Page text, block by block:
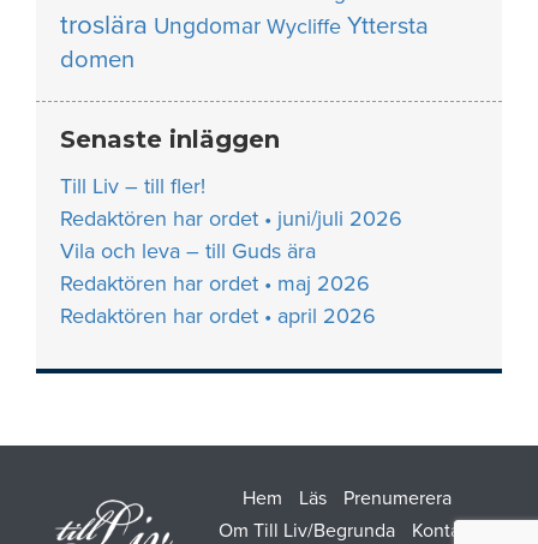
troslära Ungdomar Wycliffe Yttersta
domen
Senaste inläggen
Till Liv – till fler!
Redaktören har ordet • juni/juli 2026
Vila och leva – till Guds ära
Redaktören har ordet • maj 2026
Redaktören har ordet • april 2026
Hem Läs
Prenumerera
Om Till Liv/Begrunda
Kontakt